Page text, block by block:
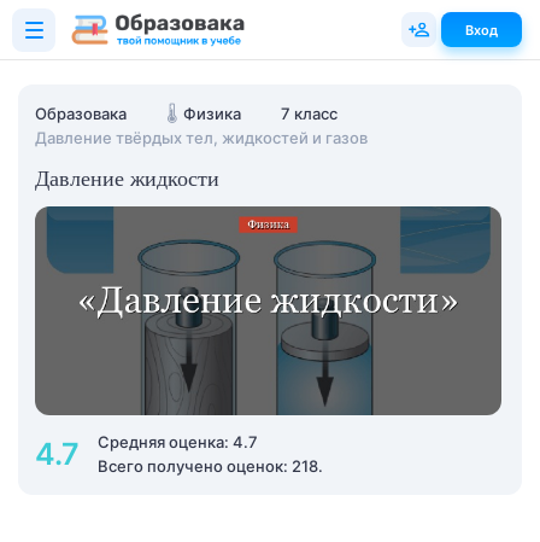
Образовака 🌡️ Физика
7 класс
Давление твёрдых тел, жидкостей и газов
Давление жидкости
4.7
Средняя оценка: 4.7
Всего получено оценок: 218.
Вход